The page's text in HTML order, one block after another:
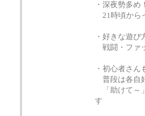
・深夜勢多め
21時頃から
・好きな遊び
戦闘・ファ
・初心者さん
普段は各自
「助けて～
す